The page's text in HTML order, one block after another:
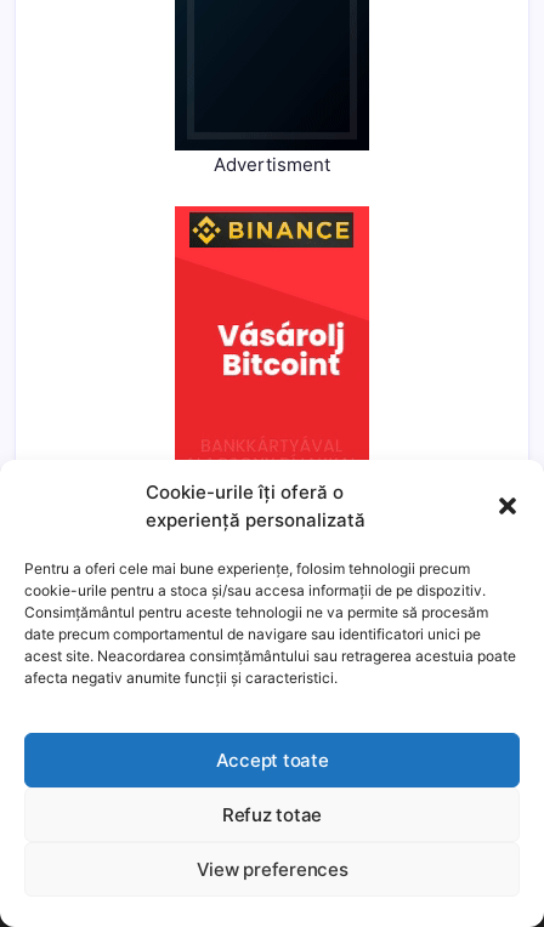
Cookie-urile îți oferă o
experiență personalizată
Pentru a oferi cele mai bune experiențe, folosim tehnologii precum
cookie-urile pentru a stoca și/sau accesa informații de pe dispozitiv.
Consimțământul pentru aceste tehnologii ne va permite să procesăm
date precum comportamentul de navigare sau identificatori unici pe
acest site. Neacordarea consimțământului sau retragerea acestuia poate
afecta negativ anumite funcții și caracteristici.
Accept toate
Refuz totae
View preferences
Advertisment
This website uses cookies to improve your experience. We'll